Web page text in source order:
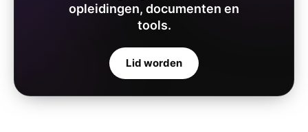
opleidingen, documenten en
tools.
Lid worden